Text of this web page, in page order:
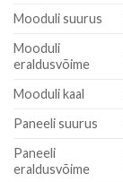
Mooduli suurus
Mooduli
eraldusvõime
Mooduli kaal
Paneeli suurus
Paneeli
eraldusvõime